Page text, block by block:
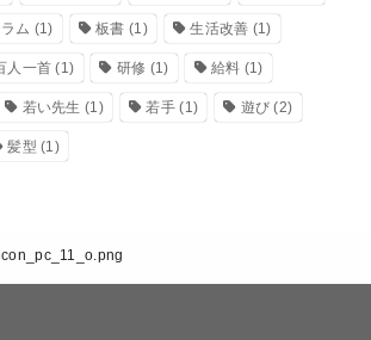
ム (1) 板書 (1) 生活改善 (1)
人一首 (1) 研修 (1) 給料 (1)
若い先生 (1) 若手(1) 遊び (2)
髪型 (1)